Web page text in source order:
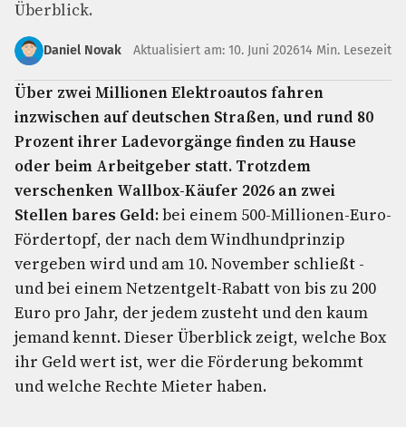
Überblick.
Daniel Novak Aktualisiert am: 10. Juni 202614 Min. Lesezeit
Über zwei Millionen Elektroautos fahren
inzwischen auf deutschen Straßen, und rund 80
Prozent ihrer Ladevorgänge finden zu Hause
oder beim Arbeitgeber statt. Trotzdem
verschenken Wallbox-Käufer 2026 an zwei
Stellen bares Geld:bei einem 500-Millionen-Euro-
Fördertopf, der nach dem Windhundprinzip
vergeben wird und am 10. November schließt -
und bei einem Netzentgelt-Rabatt von bis zu 200
Euro pro Jahr, der jedem zusteht und den kaum
jemand kennt. Dieser Überblick zeigt, welche Box
ihr Geld wert ist, wer die Förderung bekommt
und welche Rechte Mieter haben.